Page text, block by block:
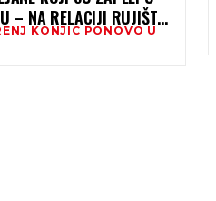
– NA RELACIJI RUJIŠTE-
KONJIC PONOVO U